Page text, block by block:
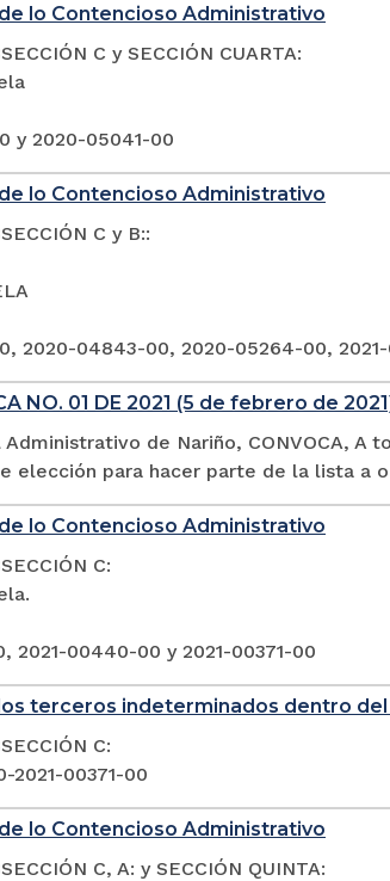
lo Contencioso Administrativo
C y SECCIÓN CUARTA:
y 2020-05041-00
lo Contencioso Administrativo
C y B::
2020-04843-00, 2020-05264-00,
NO. 01 DE 2021 (5 de febrero de
de Nariño, CONVOCA, A
elección para hacer parte de la lista a
lo Contencioso Administrativo
C:
2021-00440-00 y 2021-00371-00
terceros indeterminados dentro
C:
2021-00371-00
lo Contencioso Administrativo
C, A: y SECCIÓN QUINTA: